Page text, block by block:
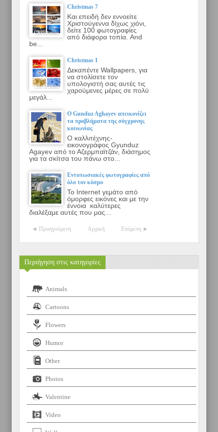
Christmas 7
Και επειδή δεν εννοείτε
Χριστούγεννα δίχως χιόνι,
δείτε 100 φωτογραφίες
από διάφορα τοπία. And
be...
Christmas 1
Δεκαπέντε Wallpapers, για
να στολίσετε τον
υπολογιστή σας αυτές τις
χαρούμενες μέρες σε πολύ
μεγάλ...
Ο Gunduz Aghayev απεικονίζει
τα προβλήματα της σύγχρονης
κοινωνίας
Ο καλλιτέχνης-
εικονογράφος Gyunduz
Agayev από το Αζερμπαϊτζάν, διάσημος
για τα σκίτσα του πάνω στο...
Εντυπωσιακές φωτογραφίες από
όλο τον κόσμο
Το Internet γεμάτο από
όμορφες εικόνες και με την
έννοια καλύτερες
διαλέξαμε αυτές που μας...
◄ Προηγούμενη Επόμενη ►
Αρχική
Περιήγηση στις κατηγορίες
Animals
Cartoons
Flowers
Humor
Other
Photos
Valentine
Video